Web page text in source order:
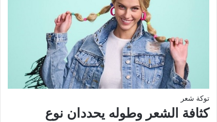
توكة شعر
كثافة الشعر وطوله يحددان نوع